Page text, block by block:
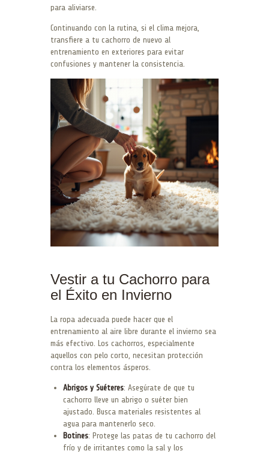
para aliviarse.
Continuando con la rutina, si el clima mejora,
transfiere a tu cachorro de nuevo al
entrenamiento en exteriores para evitar
confusiones y mantener la consistencia.
Vestir a tu Cachorro para
el Éxito en Invierno
La ropa adecuada puede hacer que el
entrenamiento al aire libre durante el invierno sea
más efectivo. Los cachorros, especialmente
aquellos con pelo corto, necesitan protección
contra los elementos ásperos.
Abrigos y Suéteres: Asegúrate de que tu
cachorro lleve un abrigo o suéter bien
ajustado. Busca materiales resistentes al
agua para mantenerlo seco.
Botines: Protege las patas de tu cachorro del
frío y de irritantes como la sal y los